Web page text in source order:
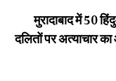
मुरादाबाद में 50
दलितों पर अत्याचार